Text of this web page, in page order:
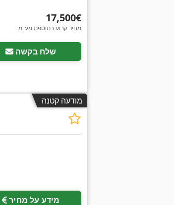
‏17,500 ‏€
מחיר קבוע בתוספת מע"מ
שלח בקשה
מודעה קטנה
מידע על מחיר